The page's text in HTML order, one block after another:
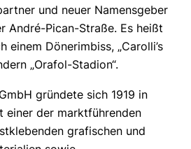
und neuer Namensgeber
André-Pican-Straße. Es heißt
einem Dönerimbiss, „Carolli’s
„Orafol-Stadion“.
gründete sich 1919 in
einer der marktführenden
grafischen und